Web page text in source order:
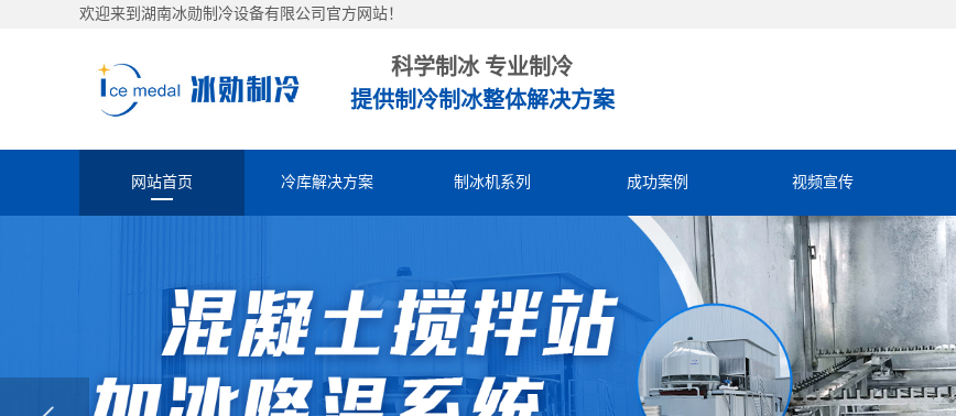
欢迎来到湖南冰勋制冷设备有限公司官方网站！
科学制冰 专业制冷
提供制冷制冰整体解决方案
网站首页 冷库解决方案 制冰机系列 成功案例 视频宣传